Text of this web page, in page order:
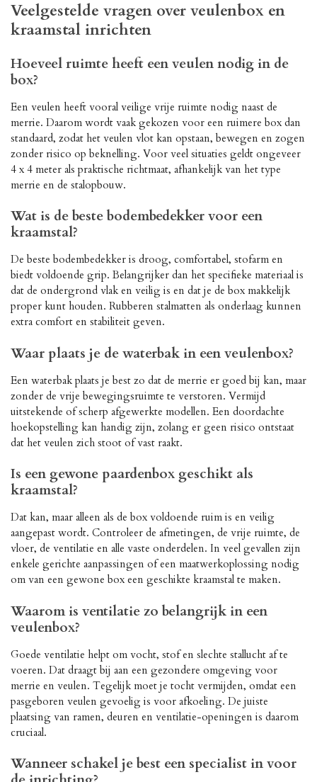
Veelgestelde vragen over veulenbox en
kraamstal inrichten
Hoeveel ruimte heeft een veulen nodig in de
box?
Een veulen heeft vooral veilige vrije ruimte nodig naast de
merrie. Daarom wordt vaak gekozen voor een ruimere box dan
standaard, zodat het veulen vlot kan opstaan, bewegen en zogen
zonder risico op beknelling. Voor veel situaties geldt ongeveer
4 x 4 meter als praktische richtmaat, afhankelijk van het type
merrie en de stalopbouw.
Wat is de beste bodembedekker voor een
kraamstal?
De beste bodembedekker is droog, comfortabel, stofarm en
biedt voldoende grip. Belangrijker dan het specifieke materiaal is
dat de ondergrond vlak en veilig is en dat je de box makkelijk
proper kunt houden. Rubberen stalmatten als onderlaag kunnen
extra comfort en stabiliteit geven.
Waar plaats je de waterbak in een veulenbox?
Een waterbak plaats je best zo dat de merrie er goed bij kan, maar
zonder de vrije bewegingsruimte te verstoren. Vermijd
uitstekende of scherp afgewerkte modellen. Een doordachte
hoekopstelling kan handig zijn, zolang er geen risico ontstaat
dat het veulen zich stoot of vast raakt.
Is een gewone paardenbox geschikt als
kraamstal?
Dat kan, maar alleen als de box voldoende ruim is en veilig
aangepast wordt. Controleer de afmetingen, de vrije ruimte, de
vloer, de ventilatie en alle vaste onderdelen. In veel gevallen zijn
enkele gerichte aanpassingen of een maatwerkoplossing nodig
om van een gewone box een geschikte kraamstal te maken.
Waarom is ventilatie zo belangrijk in een
veulenbox?
Goede ventilatie helpt om vocht, stof en slechte stallucht af te
voeren. Dat draagt bij aan een gezondere omgeving voor
merrie en veulen. Tegelijk moet je tocht vermijden, omdat een
pasgeboren veulen gevoelig is voor afkoeling. De juiste
plaatsing van ramen, deuren en ventilatie-openingen is daarom
cruciaal.
Wanneer schakel je best een specialist in voor